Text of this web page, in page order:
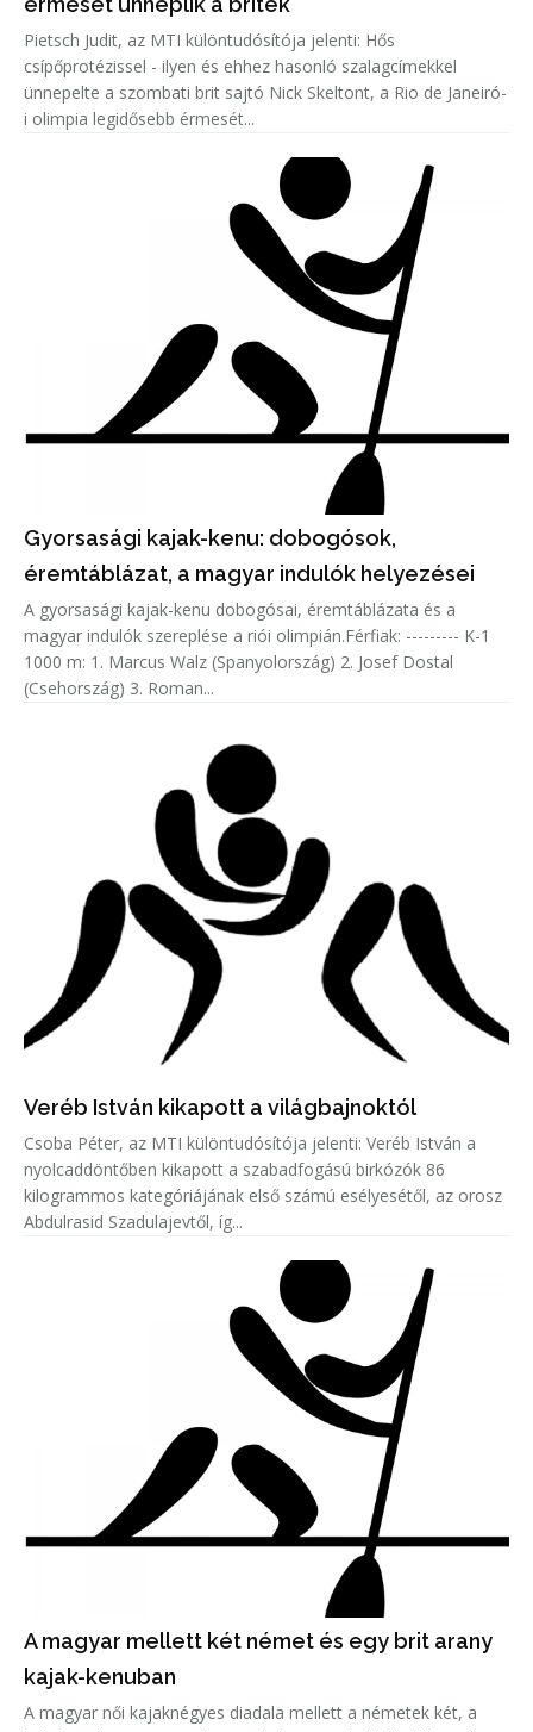
Pietsch Judit, az MTI különtudósítója jelenti: Hős
csípőprotézissel - ilyen és ehhez hasonló szalagcímekkel
ünnepelte a szombati brit sajtó Nick Skeltont, a Rio de Janeiró-
i olimpia legidősebb érmesét...
Gyorsasági kajak-kenu: dobogósok,
éremtáblázat, a magyar indulók helyezései
A gyorsasági kajak-kenu dobogósai, éremtáblázata és a
magyar indulók szereplése a riói olimpián.Férfiak: --------- K-1
1000 m: 1. Marcus Walz (Spanyolország) 2. Josef Dostal
(Csehország) 3. Roman...
Veréb István kikapott a világbajnoktól
Csoba Péter, az MTI különtudósítója jelenti: Veréb István a
nyolcaddöntőben kikapott a szabadfogású birkózók 86
kilogrammos kategóriájának első számú esélyesétől, az orosz
Abdulrasid Szadulajevtől, íg...
A magyar mellett két német és egy brit arany
kajak-kenuban
A magyar női kajaknégyes diadala mellett a németek két, a